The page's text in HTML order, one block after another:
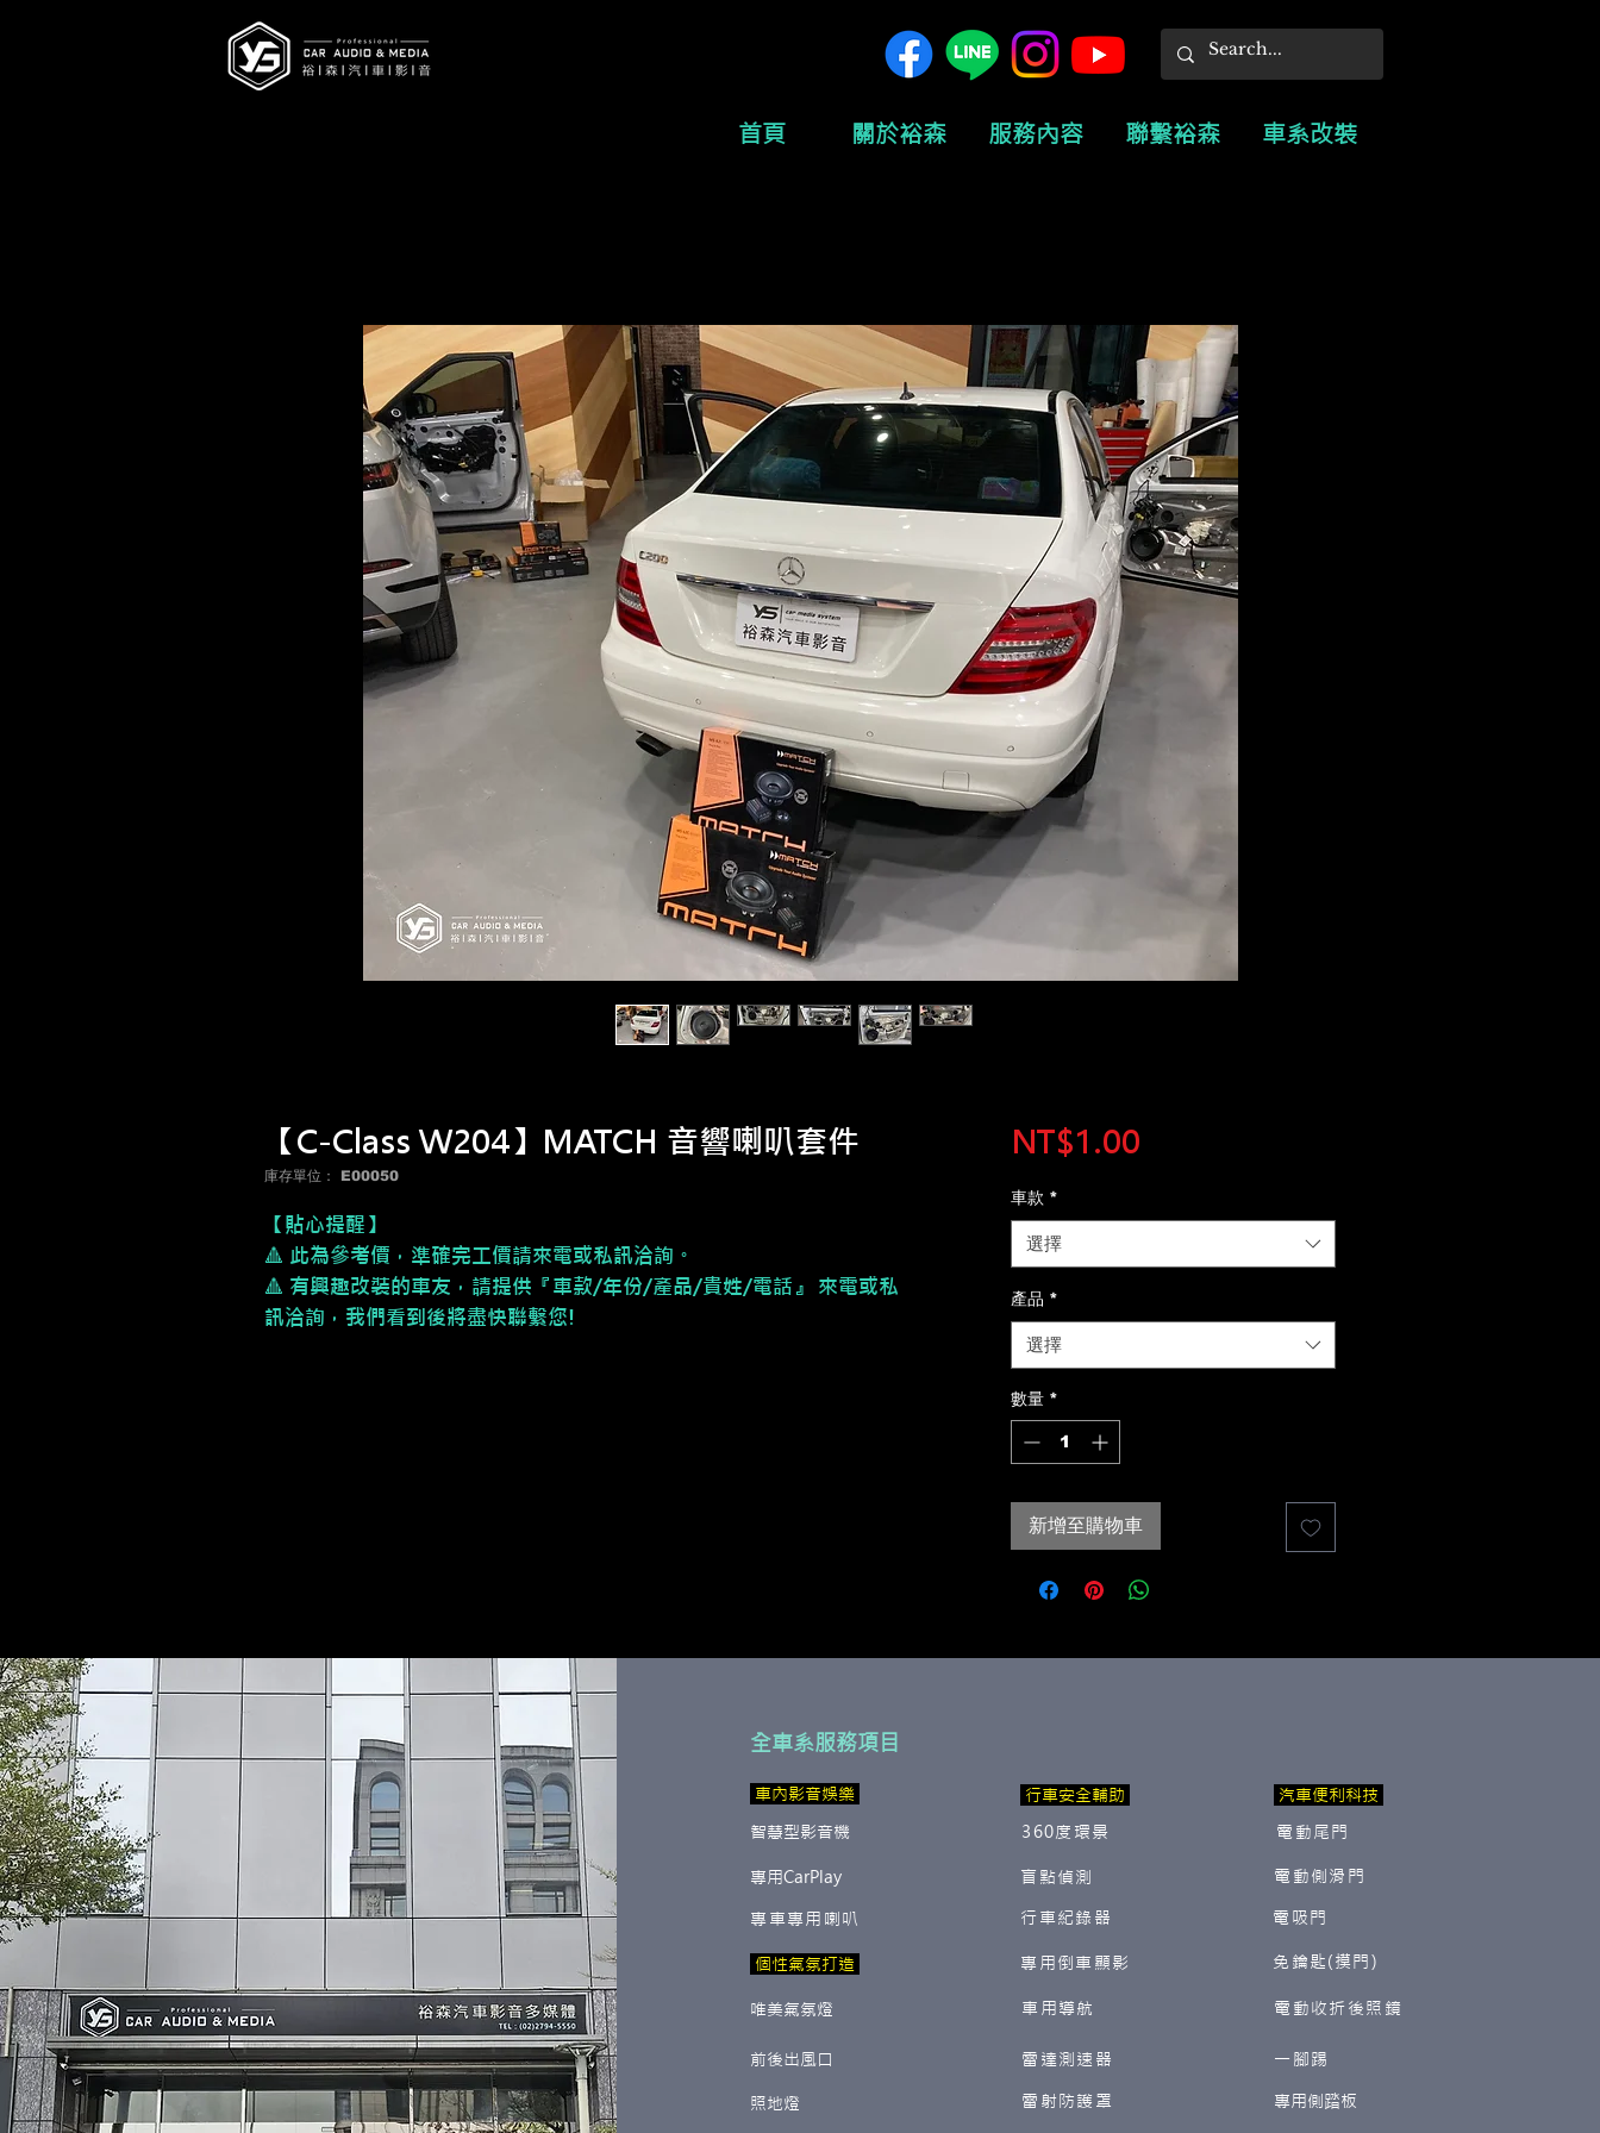
首頁 關於裕森 服務內容 聯繫裕森 車系改裝
【C-Class W204】MATCH 音響喇叭套件
庫存單位： E00050
【貼心提醒】
🔺 此為參考價， 準確完工價請來電或私訊洽詢。
🔺 有興趣改裝的車友，請提供『車款/年份/產品/貴姓/電話』 來電或私
訊洽詢，我們看到後將盡快聯繫您!
NT$1.00價
車款 *
選擇
產品 *
選擇
數量 *
新增至購物車
全車系服務項目
​ 車內影音娛樂
智慧型影音機
行車安全輔助
360度環景
專用CarPlay
專車專用喇叭
盲點偵測
行車紀錄器
專用倒車顯影
​ 個性氣氛打造
唯美氣氛燈 車用導航
汽車便利科技
電動尾門
電動側滑門
電吸門
免鑰匙(摸門)
電動收折後照鏡
前後出風口 雷達測速器
照地燈 雷射防護罩
一腳踢
​專用側踏板